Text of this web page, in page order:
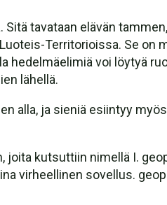
tavataan elävän
Territorioissa. Se on
hedelmäelimiä voi löytyä
lähellä.
alla, ja sieniä esiintyy
kutsuttiin nimellä I.
virheellinen sovellus.